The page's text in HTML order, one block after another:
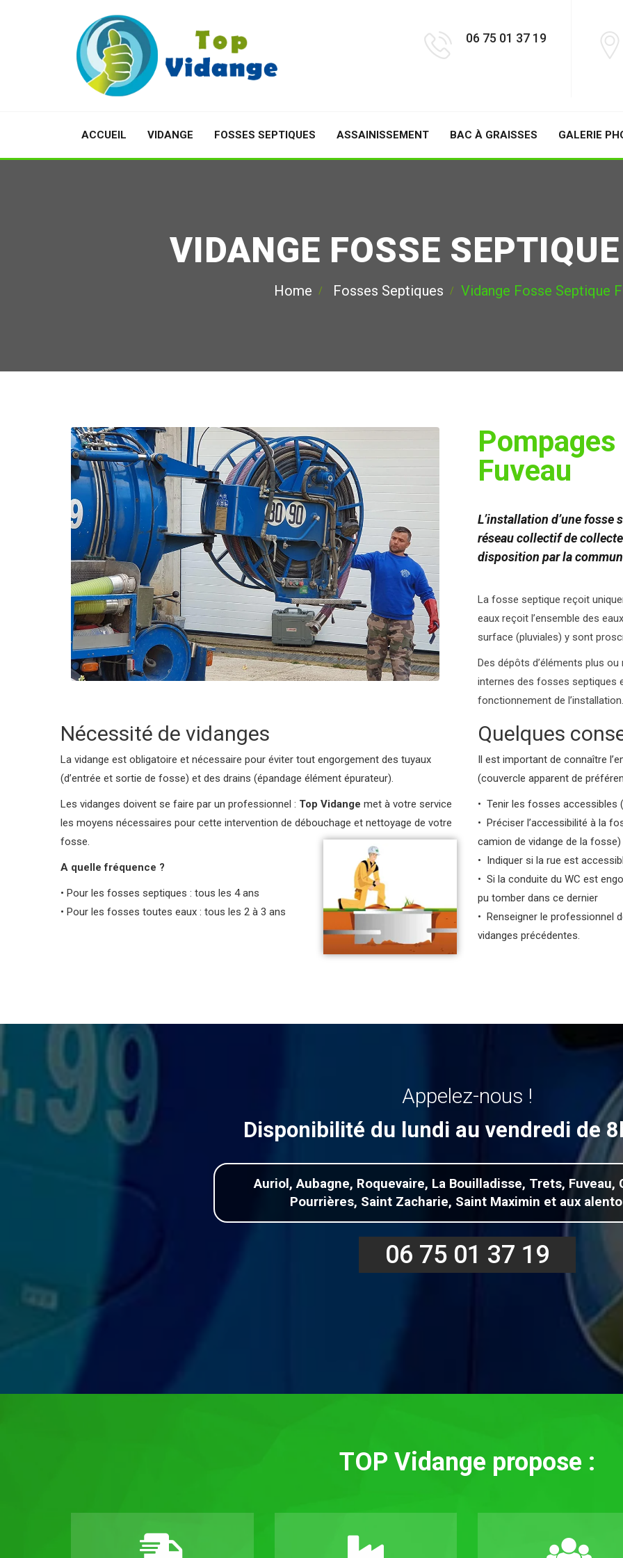
06 75 01 37 19
ACCUEIL VIDANGE FOSSES SEPTIQUES ASSAINISSEMENT BAC À GRAISSES GALERIE
VIDANGE FOSSE
Home Fosses Septiques Vidange Fosse Septique
Fuveau
L’installation d’une fosse
réseau collectif de
disposition par la
La fosse septique reçoit
eaux reçoit l’ensemble des
surface (pluviales) y sont
Des dépôts d’éléments plus
internes des fosses septiques
fonctionnement de l’installation.
Nécessité de vidanges
La vidange est obligatoire et nécessaire pour éviter tout engorgement des tuyaux
(d’entrée et sortie de fosse) et des drains (épandage élément épurateur).
Les vidanges doivent se faire par un professionnel : Top Vidange met à votre service
les moyens nécessaires pour cette intervention de débouchage et nettoyage de votre
fosse.
A quelle fréquence ?
• Pour les fosses septiques : tous les 4 ans
• Pour les fosses toutes eaux : tous les 2 à 3 ans
Quelques
Il est important de connaître
(couvercle apparent de
• Tenir les fosses accessibles
• Préciser l’accessibilité à la
camion de vidange de la fosse)
• Indiquer si la rue est
• Si la conduite du WC est
pu tomber dans ce dernier
• Renseigner le professionnel
vidanges précédentes.
Appelez-nous !
Disponibilité du lundi au vendredi de
Auriol, Aubagne, Roquevaire, La Bouilladisse, Trets, Fuveau,
Pourrières, Saint Zacharie, Saint Maximin et aux
06 75 01 37 19
TOP Vidange propose :